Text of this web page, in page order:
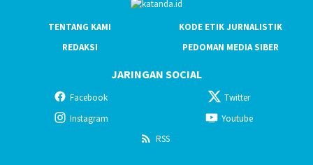
TENTANG KAMI
KODE ETIK JURNALISTIK
REDAKSI
PEDOMAN MEDIA SIBER
JARINGAN SOCIAL
Facebook
Twitter
Instagram
Youtube
RSS